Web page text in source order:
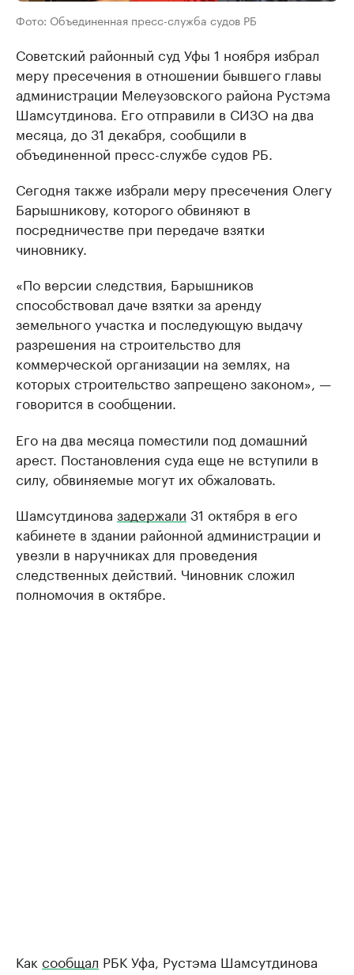
Фото: Объединенная пресс-служба судов РБ
Советский районный суд Уфы 1 ноября избрал
меру пресечения в отношении бывшего главы
администрации Мелеузовского района Рустэма
Шамсутдинова. Его отправили в СИЗО на два
месяца, до 31 декабря, сообщили в
объединенной пресс-службе судов РБ.
Сегодня также избрали меру пресечения Олегу
Барышникову, которого обвиняют в
посредничестве при передаче взятки
чиновнику.
«По версии следствия, Барышников
способствовал даче взятки за аренду
земельного участка и последующую выдачу
разрешения на строительство для
коммерческой организации на землях, на
которых строительство запрещено законом», —
говорится в сообщении.
Его на два месяца поместили под домашний
арест. Постановления суда еще не вступили в
силу, обвиняемые могут их обжаловать.
Шамсутдинова задержали 31 октября в его
кабинете в здании районной администрации и
увезли в наручниках для проведения
следственных действий. Чиновник сложил
полномочия в октябре.
Как сообщал РБК Уфа, Рустэма Шамсутдинова